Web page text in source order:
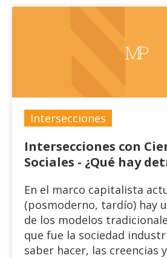
MP
Intersecciones
Intersecciones con
Sociales - ¿Qué hay
afectividad en la
posmoderna
En el marco capitalista
(posmoderno, tardío) hay
de los modelos
que fue la sociedad
saber hacer, las creencias